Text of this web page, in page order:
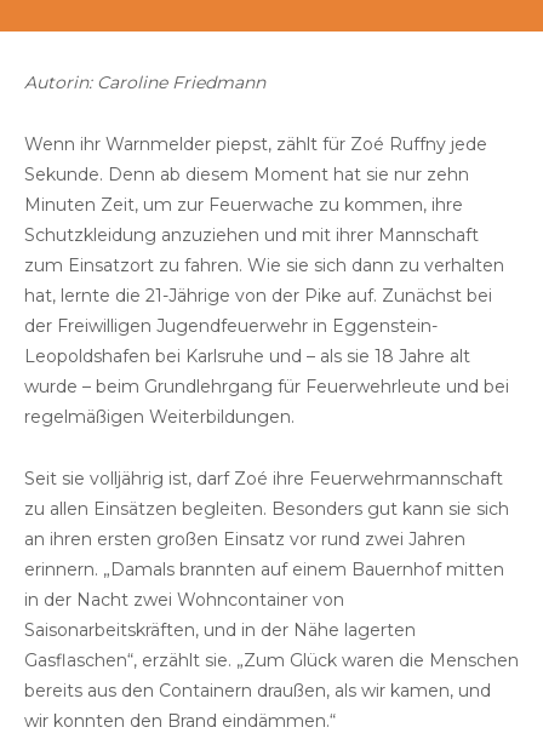
Autorin: Caroline Friedmann
Wenn ihr Warnmelder piepst, zählt für Zoé Ruffny jede
Sekunde. Denn ab diesem Moment hat sie nur zehn
Minuten Zeit, um zur Feuerwache zu kommen, ihre
Schutzkleidung anzuziehen und mit ihrer Mannschaft
zum Einsatzort zu fahren. Wie sie sich dann zu verhalten
hat, lernte die 21-Jährige von der Pike auf. Zunächst bei
der Freiwilligen Jugendfeuerwehr in Eggenstein-
Leopoldshafen bei Karlsruhe und – als sie 18 Jahre alt
wurde – beim Grundlehrgang für Feuerwehrleute und bei
regelmäßigen Weiterbildungen.
Seit sie volljährig ist, darf Zoé ihre Feuerwehrmannschaft
zu allen Einsätzen begleiten. Besonders gut kann sie sich
an ihren ersten großen Einsatz vor rund zwei Jahren
erinnern. „Damals brannten auf einem Bauernhof mitten
in der Nacht zwei Wohncontainer von
Saisonarbeitskräften, und in der Nähe lagerten
Gasflaschen“, erzählt sie. „Zum Glück waren die Menschen
bereits aus den Containern draußen, als wir kamen, und
wir konnten den Brand eindämmen.“